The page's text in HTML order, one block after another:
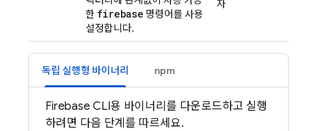
한 firebase 명령어를 사용
설정합니다.
자
독립 실행형 바이너리 npm
Firebase CLI용 바이너리를 다운로드하고 실행
하려면 다음 단계를 따르세요.